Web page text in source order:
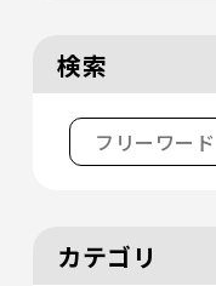
検索
カテゴリ